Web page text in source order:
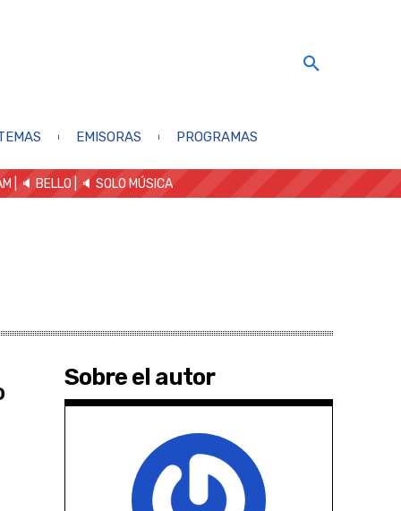
EMISORAS PROGRAMAS
| 🔈 BELLO 🔈 SOLO MÚSICA
Sobre el autor